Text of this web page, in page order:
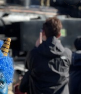
川治温泉・三依エリ
けます。
をクリック ！